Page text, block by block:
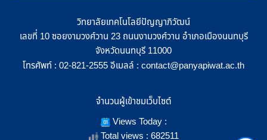
วิทยาลัยเทคโนโลยีปัญญาภิวัฒน์
เลขที่ 10 ซอยงามวงศ์วาน 23 ถนนงามวงศ์วาน อำเภอเมืองนนทบุรี
จังหวัดนนทบุรี 11000
โทรศัพท์ : 02-821-2555 อีเมลล์ : contact@panyapiwat.ac.th
จำนวนผู้เข้าชมเว็บไซต์
Views Today :
Total views : 682511